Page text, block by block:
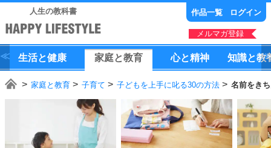
人生の教科書 作品一覧 ログイン
メルマガ登録
生活と健康 家庭と教育 心と精神 知識と教
家庭と教育 子育て 子どもを上手に叱る30の方法 名前をき